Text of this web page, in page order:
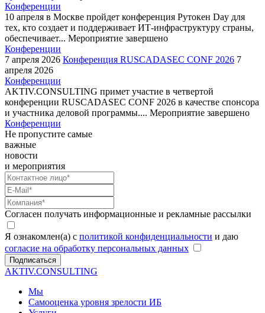
Конференции
10 апреля в Москве пройдет конференция Рутокен Day для
тех, кто создает и поддерживает ИТ-инфраструктуру страны,
обеспечивает... Мероприятие завершено
Конференции
7 апреля 2026 Конференция RUSCADASEC CONF 2026 7
апреля 2026
Конференции
AKTIV.CONSULTING примет участие в четвертой
конференции RUSCADASEC CONF 2026 в качестве спонсора
и участника деловой программы.... Мероприятие завершено
Конференции
Не пропустите самые
важные
новости
и мероприятия
Согласен получать информационные и рекламные рассылки
Я ознакомлен(а) с политикой конфиденциальности и даю
согласие на обработку персональных данных
Подписаться
AKTIV.CONSULTING
Мы
Самооценка уровня зрелости ИБ